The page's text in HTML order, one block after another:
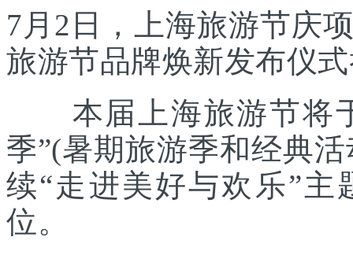
7月2日，上海旅游节庆
旅游节品牌焕新发布仪
本届上海旅游节将于
季”(暑期旅游季和经典
续“走进美好与欢乐”主
位。